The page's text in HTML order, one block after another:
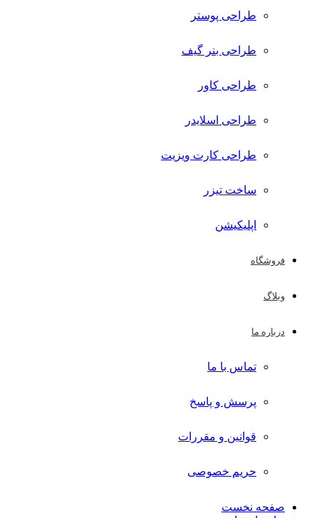
طراحی پوستر
طراحی بنر گیف
طراحی کاور
طراحی اسلایدر
طراحی کارت ویزیت
ساخت تیزر
اپلیکیشن
فروشگاه
وبلاگ
درباره ما
تماس با ما
پرسش و پاسخ
قوانین و مقررات
حریم خصوصی
صفحه نخست